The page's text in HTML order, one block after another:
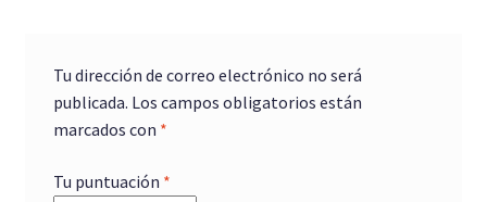
Tu dirección de correo electrónico no será
publicada. Los campos obligatorios están
marcados con *
Tu puntuación *